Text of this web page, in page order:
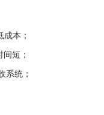
本；
短；
统；